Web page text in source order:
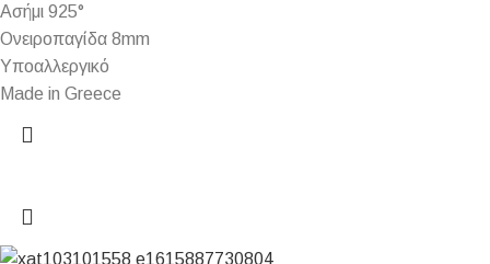
Ασήμι 925°
Ονειροπαγίδα 8mm
Υποαλλεργικό
Made in Greece